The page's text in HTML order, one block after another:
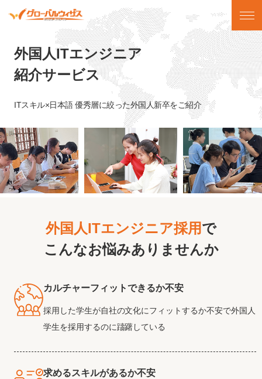
外国人ITエンジニア
紹介サービス
ITスキル×日本語 優秀層に絞った外国人新卒をご紹介
外国人ITエンジニア採用で
こんなお悩みありませんか
カルチャーフィットできるか不安
採用した学生が自社の文化にフィットするか不安で外国人
学生を採用するのに躊躇している
求めるスキルがあるか不安